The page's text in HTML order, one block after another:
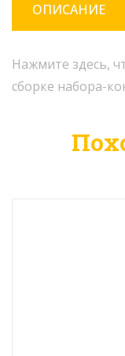
ОПИСАНИЕ
Нажмите здесь,
сборке набора-